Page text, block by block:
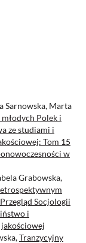
Sarnowska, Marta
Polek i
ze studiami i
Tom 15
w
Grabowska,
Przegląd Socjologii
i
Tranzycyjny